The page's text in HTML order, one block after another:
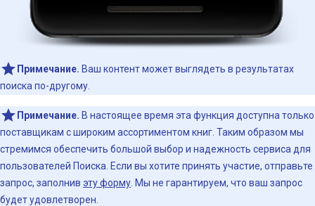
Примечание. Ваш контент может выглядеть в результатах
поиска по-другому.
Примечание. В настоящее время эта функция доступна только
поставщикам с широким ассортиментом книг. Таким образом мы
стремимся обеспечить большой выбор и надежность сервиса для
пользователей Поиска. Если вы хотите принять участие, отправьте
запрос, заполнив эту форму . Мы не гарантируем, что ваш запрос
будет удовлетворен.